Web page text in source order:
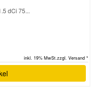
dCi 75...
inkl. 19% MwSt.zzgl. Versand *